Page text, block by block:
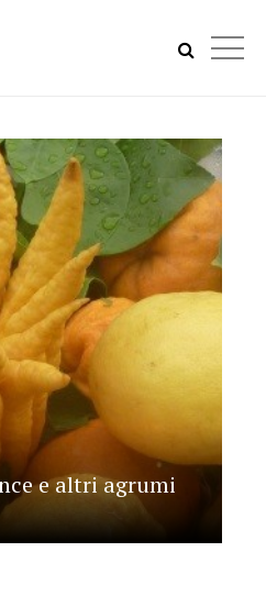
e altri agrumi